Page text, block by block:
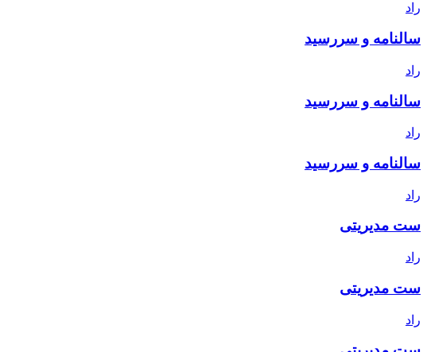
راد
سالنامه و سررسید
راد
سالنامه و سررسید
راد
سالنامه و سررسید
راد
ست مدیریتی
راد
ست مدیریتی
راد